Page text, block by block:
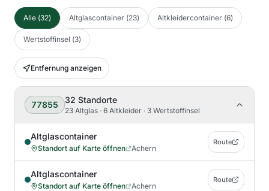
Alle (32) Altglascontainer (23) Altkleidercontainer (6)
Wertstoffinsel (3)
Entfernung anzeigen
77855 32 Standorte
23 Altglas · 6 Altkleider · 3 Wertstoffinsel
Altglascontainer
Standort auf Karte öffnen Achern
Route
Altglascontainer
Standort auf Karte öffnen Achern
Route